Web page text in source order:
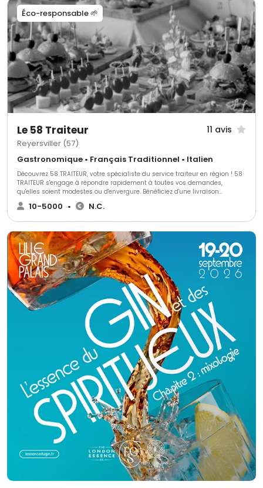
Éco-responsable 🌱
Le 58 Traiteur 11 avis
Reyersviller (57)
Gastronomique • Français Traditionnel • Italien
Découvrez 58 TRAITEUR, votre spécialiste du service traiteur en région ! 58
TRAITEUR s'engage à répondre rapidement à toutes vos demandes,
qu'elles soient modestes ou d'envergure. Bénéficiez d'une livraison
régionale assurée par véhicules isothermes agréés pour des prestations
chaudes ou froides. Offrez-vous une expérience culinaire unique avec 58
anniversaires, apéritifs dînatoires, buffets et portage de repas à domicile.
Que ce soit pour une soirée conviviale entre amis ou une réception
professionnelle, 58 TRAITEUR saura répondre à vos envies et respecter
votre budget. Pour vos événements professionnels, 58 TRAITEUR prend en
charge séminaires, cocktails, inaugurations, salons, congrès, banquets,
buffets dînatoires, soirées d’entreprise, repas de comités d’entreprise ou
encore repas de Noël. Pour vos événements privés, confiez-nous vos
mariages, baptêmes, anniversaires, communions, fiançailles, Pacs,
cousinades, crémaillères, apéritifs dînatoires, bouchées apéritives, et bien
bon déroulement de votre événement. Nos hôtesses, maîtres d’hôtel et
cuisiniers s'assureront d'offrir un service soigné et efficace afin que vous
puissiez profiter pleinement de vos invités. **Décoration de salle
fonction du thème ou des couleurs de votre événement, qu'il s'agisse
d'une fête privée ou d'une réception d'entreprise. Nous vous proposons des
décorations sur mesure (tissu, papier/carton, fleurs…) pour étonner et
ravir vos convives. Réservez l’expertise de 58 TRAITEUR pour un événement
inoubliable et un service de qualité en toute sérénité.
10-5000 • N.C.